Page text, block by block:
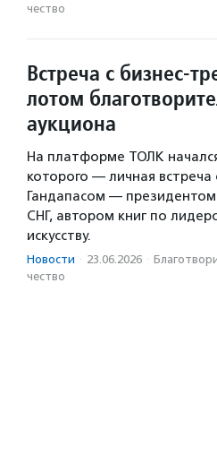
чест­во
Встреча с бизнес-
лотом
аукциона
На платформе ТОЛК
которого — личная встреча
Гандапасом —
СНГ, автором книг по
искусству.
Новости · 23.06.2026 ·
чест­во